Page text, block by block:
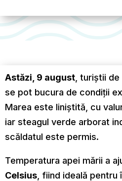
Astăzi, 9 august , turiștii
se pot bucura de condiții
Marea este liniștită, cu
iar steagul verde arborat
scăldatul este permis.
Temperatura apei mării a
Celsius , fiind ideală